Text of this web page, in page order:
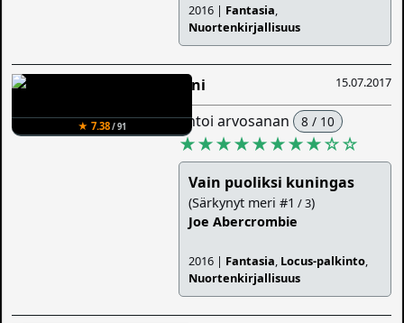
2016 | Fantasia,
Nuortenkirjallisuus
★ 7.38/ 91
15.07.2017
Sini
antoi arvosanan 8 / 10
★★★★★★★★☆☆
Vain puoliksi kuningas
(Särkynyt meri #1 / 3)
Joe Abercrombie
2016 | Fantasia, Locus-palkinto,
Nuortenkirjallisuus